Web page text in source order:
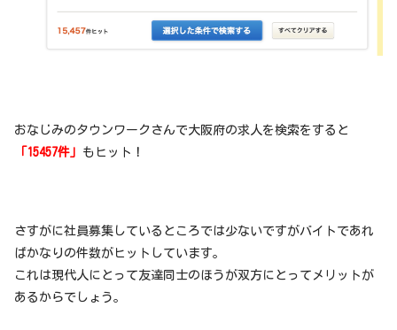
おなじみのタウンワークさんで大阪府の求人を検索をすると
「15457件」 もヒット！
さすがに社員募集しているところでは少ないですがバイトであれ
ばかなりの件数がヒットしています。
これは現代人にとって友達同士のほうが双方にとってメリットが
あるからでしょう。